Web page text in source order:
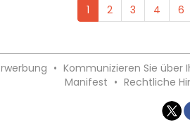
1 2 3 4 6
• Kommunizieren Sie über
Manifest • Rechtliche